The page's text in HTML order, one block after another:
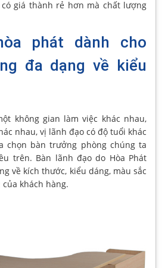
giá thành rẻ hơn mà chất lượng
phát dành cho
đa dạng về kiểu
không gian làm việc khác nhau,
nhau, vị lãnh đạo có độ tuổi khác
chọn bàn trưởng phòng chúng ta
trên. Bàn lãnh đạo do Hòa Phát
về kích thước, kiểu dáng, màu sắc
khách hàng.